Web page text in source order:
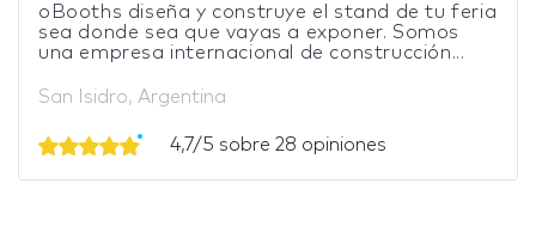
oBooths diseña y construye el stand de tu feria
sea donde sea que vayas a exponer. Somos
una empresa internacional de construcción...
San Isidro, Argentina
4,7/5 sobre 28 opiniones